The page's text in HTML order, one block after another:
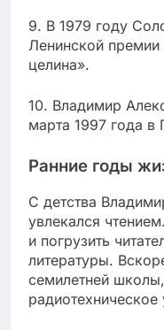
9. В 1979 году
Ленинской
целина».
10. Владимир
марта 1997 года в
Ранние годы
С детства
увлекался
и погрузить
литературы.
семилетней